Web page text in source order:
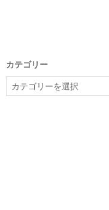
カテゴリー
テ